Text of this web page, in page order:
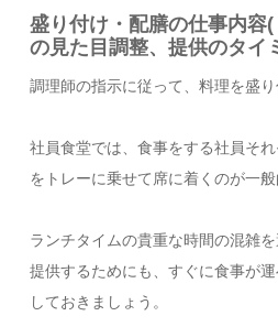
盛り付け・配膳の仕事内容
の見た目調整、提供のタイ
調理師の指示に従って、料理を盛
社員食堂では、食事をする社員そ
をトレーに乗せて席に着くのが一般
ランチタイムの貴重な時間の混雑
提供するためにも、すぐに食事が
しておきましょう。